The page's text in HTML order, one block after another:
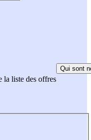
la liste des offres
Qui sont